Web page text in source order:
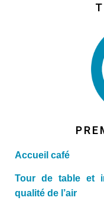
Accueil café
Tour de table et
qualité de l’air